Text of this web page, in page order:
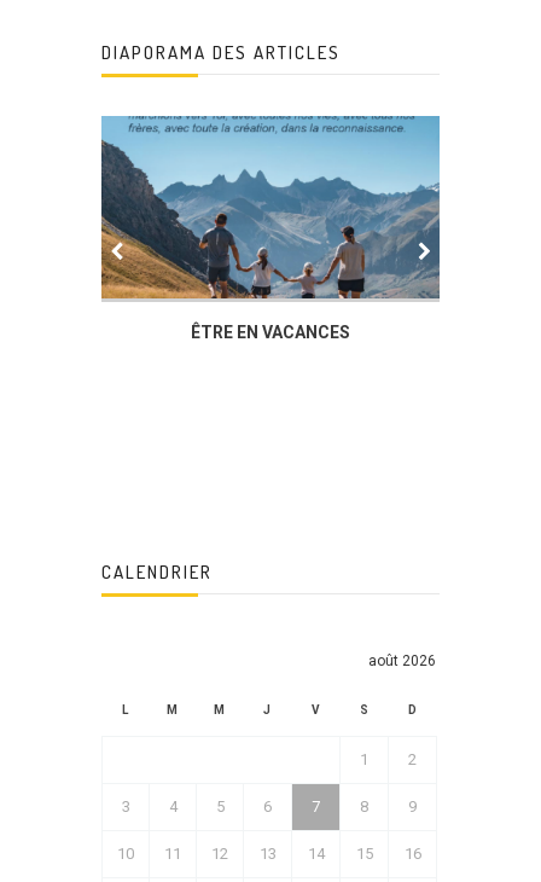
DIAPORAMA DES ARTICLES
ÊTRE EN VACANCES
CALENDRIER
août 2026
L M M J V S D
1 2
3 4 5 6 7 8 9
10 11 12 13 14 15 16